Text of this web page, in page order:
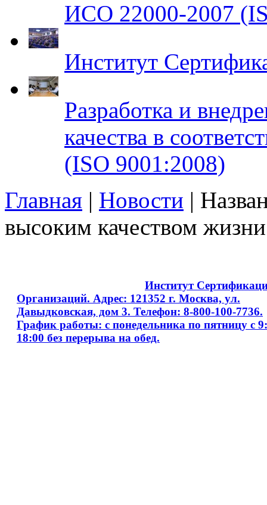
ИСО 22000-2007
Институт
Разработка и
качества в
(ISO 9001:2008)
Главная | Новости |
высоким качеством жизни
Институт
Организаций. Адрес: 121352 г. Москва, ул.
Давыдковская, дом 3. Телефон: 8-800-100-7736.
График работы: с понедельника по пятницу с
18:00 без перерыва на обед.